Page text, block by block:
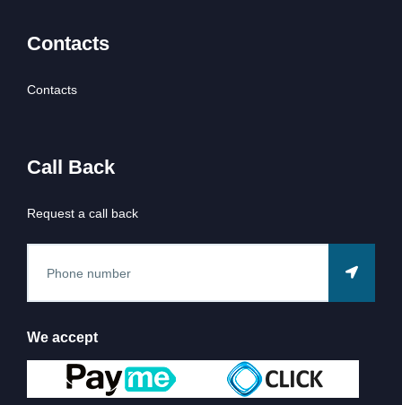
Contacts
Contacts
Call Back
Request a call back
We accept